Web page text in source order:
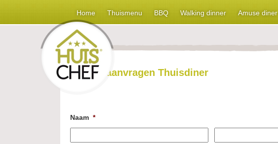
Home Thuismenu BBQ Walking dinner Amuse diner
Offerte aanvragen Thuisdiner
Naam *